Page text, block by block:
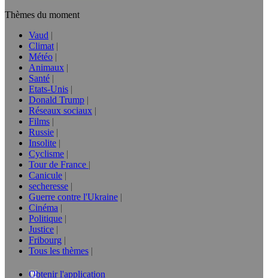
Thèmes du moment
Vaud
Climat
Météo
Animaux
Santé
Etats-Unis
Donald Trump
Réseaux sociaux
Films
Russie
Insolite
Cyclisme
Tour de France
Canicule
secheresse
Guerre contre l'Ukraine
Cinéma
Politique
Justice
Fribourg
Tous les thèmes
Obtenir l'application